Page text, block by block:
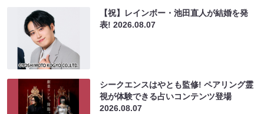
【祝】レインボー・池田直人が結婚を発
表!2026.08.07
シークエンスはやとも監修! ペアリング霊
視が体験できる占いコンテンツ登場
2026.08.07